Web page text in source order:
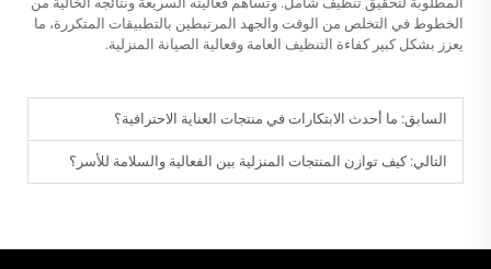
الخطوط في التخلص من الوقت والجهد المرتبطين بالتطبيقات المتكررة، ما
يعزز بشكل كبير كفاءة التنظيف العامة وفعالية الصيانة المنزلية.
السابق: ما أحدث الابتكارات في منتجات العناية الاحترافية؟
التالي:كيف توازن المنتجات المنزلية بين الفعالية والسلامة للأسر؟